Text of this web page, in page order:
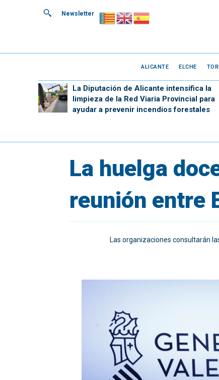
Newsletter
ALICANTE ELCHE
La Diputación de Alicante intensifica la
limpieza de la Red Viaria Provincial para
ayudar a prevenir incendios forestales
La huelga
reunión entre
Las organizaciones consultarán